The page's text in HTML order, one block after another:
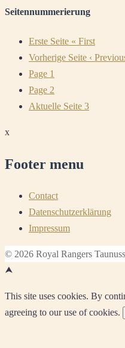
Seitennummerierung
Erste Seite « First
Vorherige Seite ‹
Page 1
Page 2
Aktuelle Seite 3
x
Footer menu
Contact
Datenschutzerklärung
Impressum
© 2026 Royal Rangers
⮝
This site uses cookies. By
agreeing to our use of cookies.